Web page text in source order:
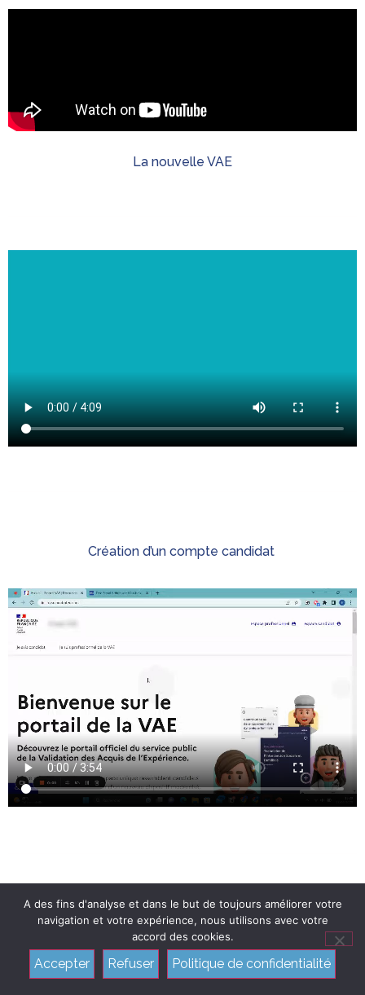
La nouvelle VAE
Création d’un compte candidat
Mobilité
professionnelle /
Outplacement
A des fins d'analyse et dans le but de toujours améliorer votre
navigation et votre expérience, nous utilisons avec votre
accord des cookies.
Accepter Refuser Politique de confidentialité